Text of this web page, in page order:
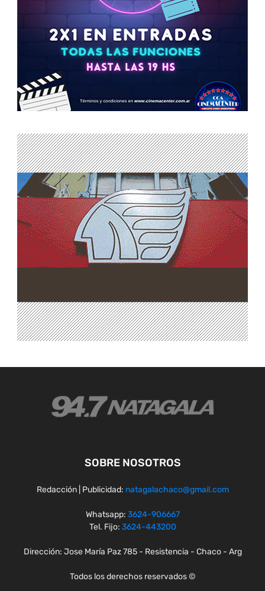
SOBRE NOSOTROS
Redacción | Publicidad: natagalachaco@gmail.com
Whatsapp: 3624-906667
Tel. Fijo: 3624-443200
Dirección: Jose María Paz 785 - Resistencia - Chaco - Arg
Todos los derechos reservados ©